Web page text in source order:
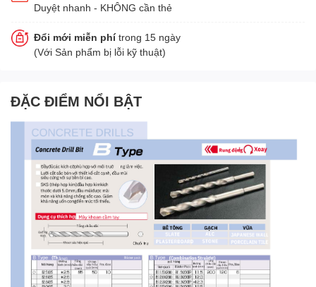
Duyệt nhanh - KHÔNG cần thẻ
Đổi mới miễn phítrong 15 ngày
(Với Sản phẩm bị lỗi kỹ thuật)
ĐẶC ĐIỂM NỔI BẬT